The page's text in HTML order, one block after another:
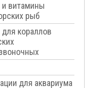
витамины
рыб
кораллов
для аквариума